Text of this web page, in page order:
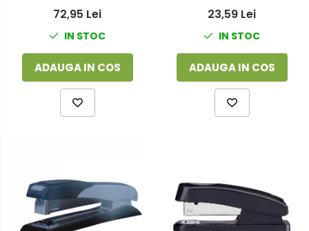
72,95 Lei
IN STOC
ADAUGA IN COS
23,59 Lei
IN STOC
ADAUGA IN COS